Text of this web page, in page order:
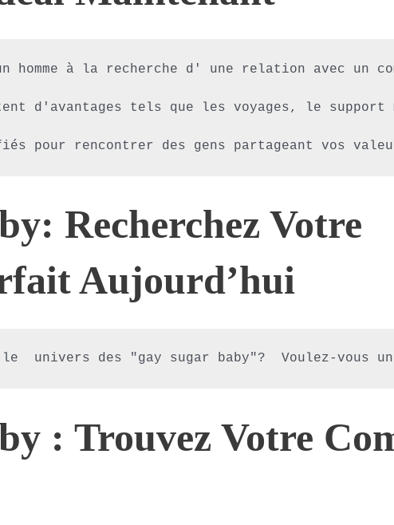
homme à la recherche d' une relation avec
d'avantages tels que les voyages, le
pour rencontrer des gens partageant vos
Recherchez Votre
Aujourd’hui
: Trouvez Votre